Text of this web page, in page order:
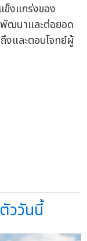
ข็งแกร่งของ
ฒนาและต่อยอด
และตอบโจทย์ผู้
ววันนี้